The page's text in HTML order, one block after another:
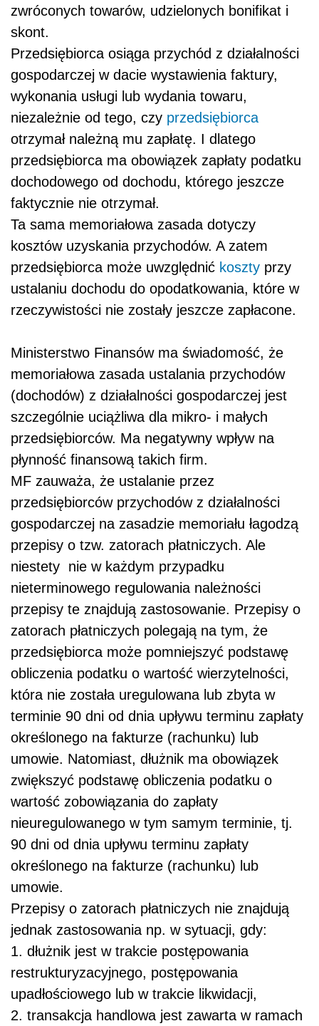
zwróconych towarów, udzielonych bonifikat i
skont.
Przedsiębiorca osiąga przychód z działalności
gospodarczej w dacie wystawienia faktury,
wykonania usługi lub wydania towaru,
niezależnie od tego, czy przedsiębiorca
otrzymał należną mu zapłatę. I dlatego
przedsiębiorca ma obowiązek zapłaty podatku
dochodowego od dochodu, którego jeszcze
faktycznie nie otrzymał.
Ta sama memoriałowa zasada dotyczy
kosztów uzyskania przychodów. A zatem
przedsiębiorca może uwzględnić koszty przy
ustalaniu dochodu do opodatkowania, które w
rzeczywistości nie zostały jeszcze zapłacone.
Ministerstwo Finansów ma świadomość, że
memoriałowa zasada ustalania przychodów
(dochodów) z działalności gospodarczej jest
szczególnie uciążliwa dla mikro- i małych
przedsiębiorców. Ma negatywny wpływ na
płynność finansową takich firm.
MF zauważa, że ustalanie przez
przedsiębiorców przychodów z działalności
gospodarczej na zasadzie memoriału łagodzą
przepisy o tzw. zatorach płatniczych. Ale
niestety nie w każdym przypadku
nieterminowego regulowania należności
przepisy te znajdują zastosowanie. Przepisy o
zatorach płatniczych polegają na tym, że
przedsiębiorca może pomniejszyć podstawę
obliczenia podatku o wartość wierzytelności,
która nie została uregulowana lub zbyta w
terminie 90 dni od dnia upływu terminu zapłaty
określonego na fakturze (rachunku) lub
umowie. Natomiast, dłużnik ma obowiązek
zwiększyć podstawę obliczenia podatku o
wartość zobowiązania do zapłaty
nieuregulowanego w tym samym terminie, tj.
90 dni od dnia upływu terminu zapłaty
określonego na fakturze (rachunku) lub
umowie.
Przepisy o zatorach płatniczych nie znajdują
jednak zastosowania np. w sytuacji, gdy:
1. dłużnik jest w trakcie postępowania
restrukturyzacyjnego, postępowania
upadłościowego lub w trakcie likwidacji,
2. transakcja handlowa jest zawarta w ramach